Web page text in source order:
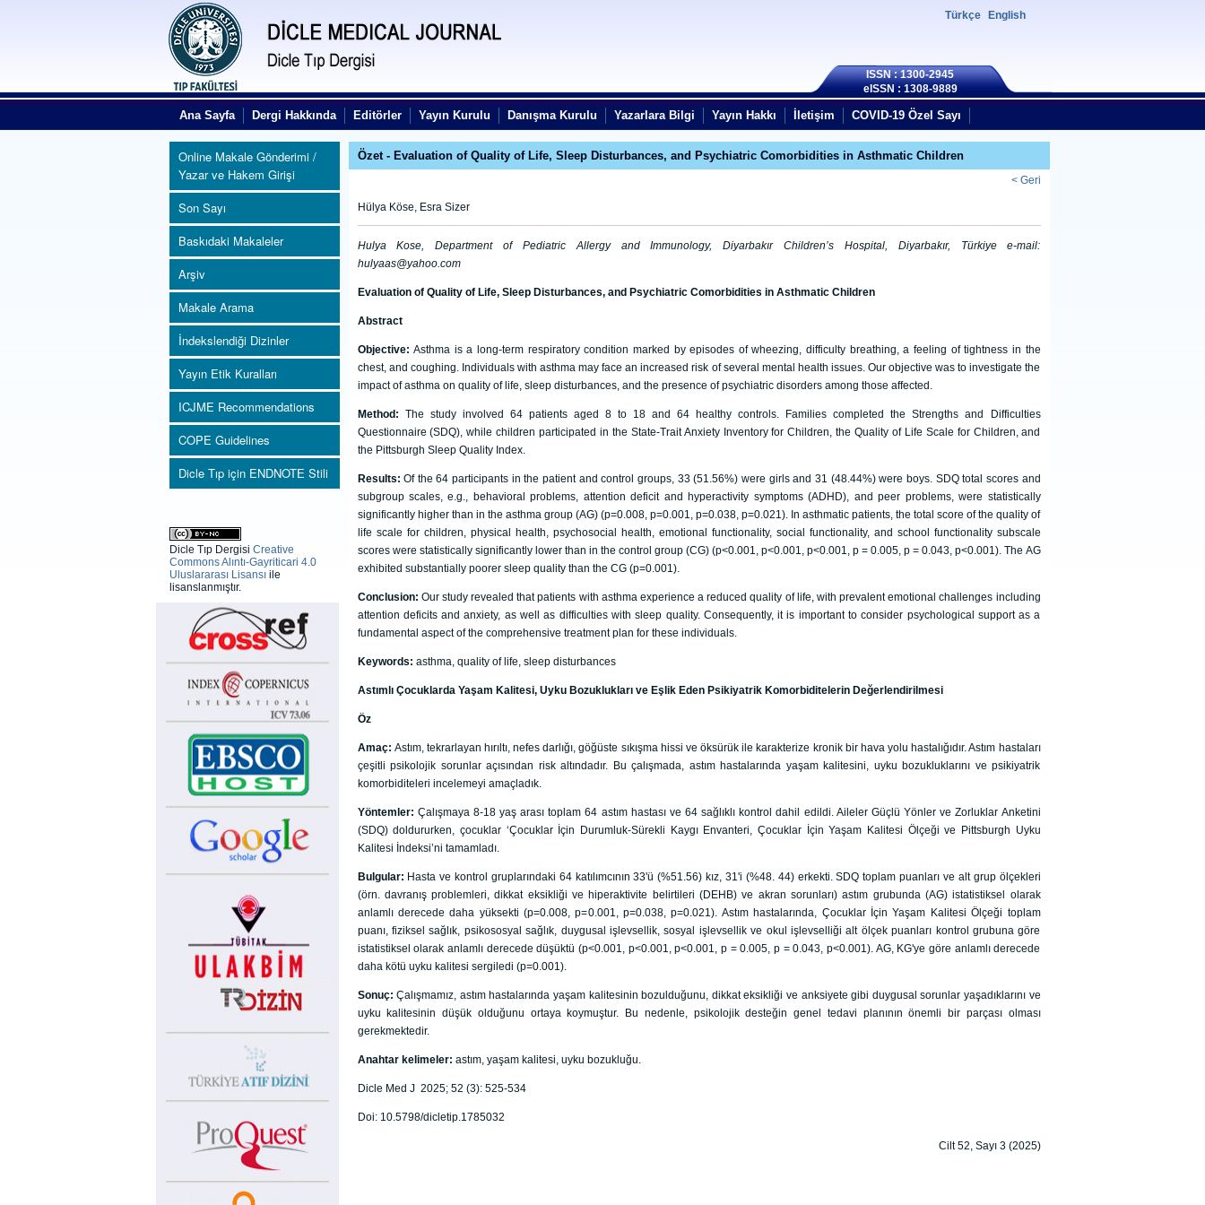
Türkçe English
ISSN : 1300-2945
eISSN : 1308-9889
Ana Sayfa Dergi Hakkında Editörler Yayın Kurulu Danışma Kurulu Yazarlara Bilgi Yayın Hakkı İletişim COVID-19 Özel Sayı
Online Makale Gönderimi /
Yazar ve Hakem Girişi
Son Sayı
Baskıdaki Makaleler
Arşiv
Makale Arama
İndekslendiği Dizinler
Yayın Etik Kuralları
ICJME Recommendations
COPE Guidelines
Dicle Tıp için ENDNOTE Stili
Dicle Tıp Dergisi Creative
Commons Alıntı-Gayriticari 4.0
Uluslararası Lisansı ile
lisanslanmıştır.
Özet - Evaluation of Quality of Life, Sleep Disturbances, and Psychiatric Comorbidities in Asthmatic Children
< Geri
Hülya Köse, Esra Sizer
Hulya Kose, Department of Pediatric Allergy and Immunology, Diyarbakır Children’s Hospital, Diyarbakır, Türkiye e-mail:
hulyaas@yahoo.com
Evaluation of Quality of Life, Sleep Disturbances, and Psychiatric Comorbidities in Asthmatic Children
Abstract
Objective:Asthma is a long-term respiratory condition marked by episodes of wheezing, difficulty breathing, a feeling of tightness in the
chest, and coughing. Individuals with asthma may face an increased risk of several mental health issues. Our objective was to investigate the
impact of asthma on quality of life, sleep disturbances, and the presence of psychiatric disorders among those affected.
Method: The study involved 64 patients aged 8 to 18 and 64 healthy controls. Families completed the Strengths and Difficulties
Questionnaire (SDQ), while children participated in the State-Trait Anxiety Inventory for Children, the Quality of Life Scale for Children, and
the Pittsburgh Sleep Quality Index.
Results:Of the 64 participants in the patient and control groups, 33 (51.56%) were girls and 31 (48.44%) were boys. SDQ total scores and
subgroup scales, e.g., behavioral problems, attention deficit and hyperactivity symptoms (ADHD), and peer problems, were statistically
significantly higher than in the asthma group (AG) (p=0.008, p=0.001, p=0.038, p=0.021). In asthmatic patients, the total score of the quality of
life scale for children, physical health, psychosocial health, emotional functionality, social functionality, and school functionality subscale
scores were statistically significantly lower than in the control group (CG) (p˂0.001, p˂0.001, p˂0.001, p = 0.005, p = 0.043, p˂0.001). The AG
exhibited substantially poorer sleep quality than the CG (p=0.001).
Conclusion: Our study revealed that patients with asthma experience a reduced quality of life, with prevalent emotional challenges including
attention deficits and anxiety, as well as difficulties with sleep quality. Consequently, it is important to consider psychological support as a
fundamental aspect of the comprehensive treatment plan for these individuals.
Keywords: asthma, quality of life, sleep disturbances
Astımlı Çocuklarda Yaşam Kalitesi, Uyku Bozuklukları ve Eşlik Eden Psikiyatrik Komorbiditelerin Değerlendirilmesi
Öz
Amaç: Astım, tekrarlayan hırıltı, nefes darlığı, göğüste sıkışma hissi ve öksürük ile karakterize kronik bir hava yolu hastalığıdır. Astım hastaları
çeşitli psikolojik sorunlar açısından risk altındadır. Bu çalışmada, astım hastalarında yaşam kalitesini, uyku bozukluklarını ve psikiyatrik
komorbiditeleri incelemeyi amaçladık.
Yöntemler: Çalışmaya 8-18 yaş arası toplam 64 astım hastası ve 64 sağlıklı kontrol dahil edildi. Aileler Güçlü Yönler ve Zorluklar Anketini
(SDQ) doldururken, çocuklar ‘Çocuklar İçin Durumluk-Sürekli Kaygı Envanteri, Çocuklar İçin Yaşam Kalitesi Ölçeği ve Pittsburgh Uyku
Kalitesi İndeksi’ni tamamladı.
Bulgular: Hasta ve kontrol gruplarındaki 64 katılımcının 33'ü (%51.56) kız, 31'i (%48. 44) erkekti. SDQ toplam puanları ve alt grup ölçekleri
(örn. davranış problemleri, dikkat eksikliği ve hiperaktivite belirtileri (DEHB) ve akran sorunları) astım grubunda (AG) istatistiksel olarak
anlamlı derecede daha yüksekti (p=0.008, p=0.001, p=0.038, p=0.021). Astım hastalarında, Çocuklar İçin Yaşam Kalitesi Ölçeği toplam
puanı, fiziksel sağlık, psikososyal sağlık, duygusal işlevsellik, sosyal işlevsellik ve okul işlevselliği alt ölçek puanları kontrol grubuna göre
istatistiksel olarak anlamlı derecede düşüktü (p˂0.001, p˂0.001, p˂0.001, p = 0.005, p = 0.043, p˂0.001). AG, KG'ye göre anlamlı derecede
daha kötü uyku kalitesi sergiledi (p=0.001).
Sonuç:Çalışmamız, astım hastalarında yaşam kalitesinin bozulduğunu, dikkat eksikliği ve anksiyete gibi duygusal sorunlar yaşadıklarını ve
uyku kalitesinin düşük olduğunu ortaya koymuştur. Bu nedenle, psikolojik desteğin genel tedavi planının önemli bir parçası olması
gerekmektedir.
Anahtar kelimeler: astım, yaşam kalitesi, uyku bozukluğu.
Dicle Med J 2025; 52 (3): 525-534
Doi: 10.5798/dicletip.1785032
Cilt 52, Sayı 3 (2025)